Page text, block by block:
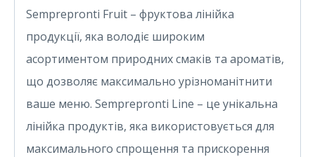
Semprepronti Fruit – фруктова лінійка
продукції, яка володіє широким
асортиментом природних смаків та ароматів,
що дозволяє максимально урізноманітнити
ваше меню. Semprepronti Line – це унікальна
лінійка продуктів, яка використовується для
максимального спрощення та прискорення